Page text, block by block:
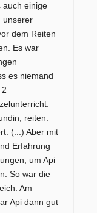
auch einige
unserer
dem Reiten
Es war
es niemand
reiten.
(...) Aber mit
Erfahrung
um Api
So war die
Am
Api dann gut